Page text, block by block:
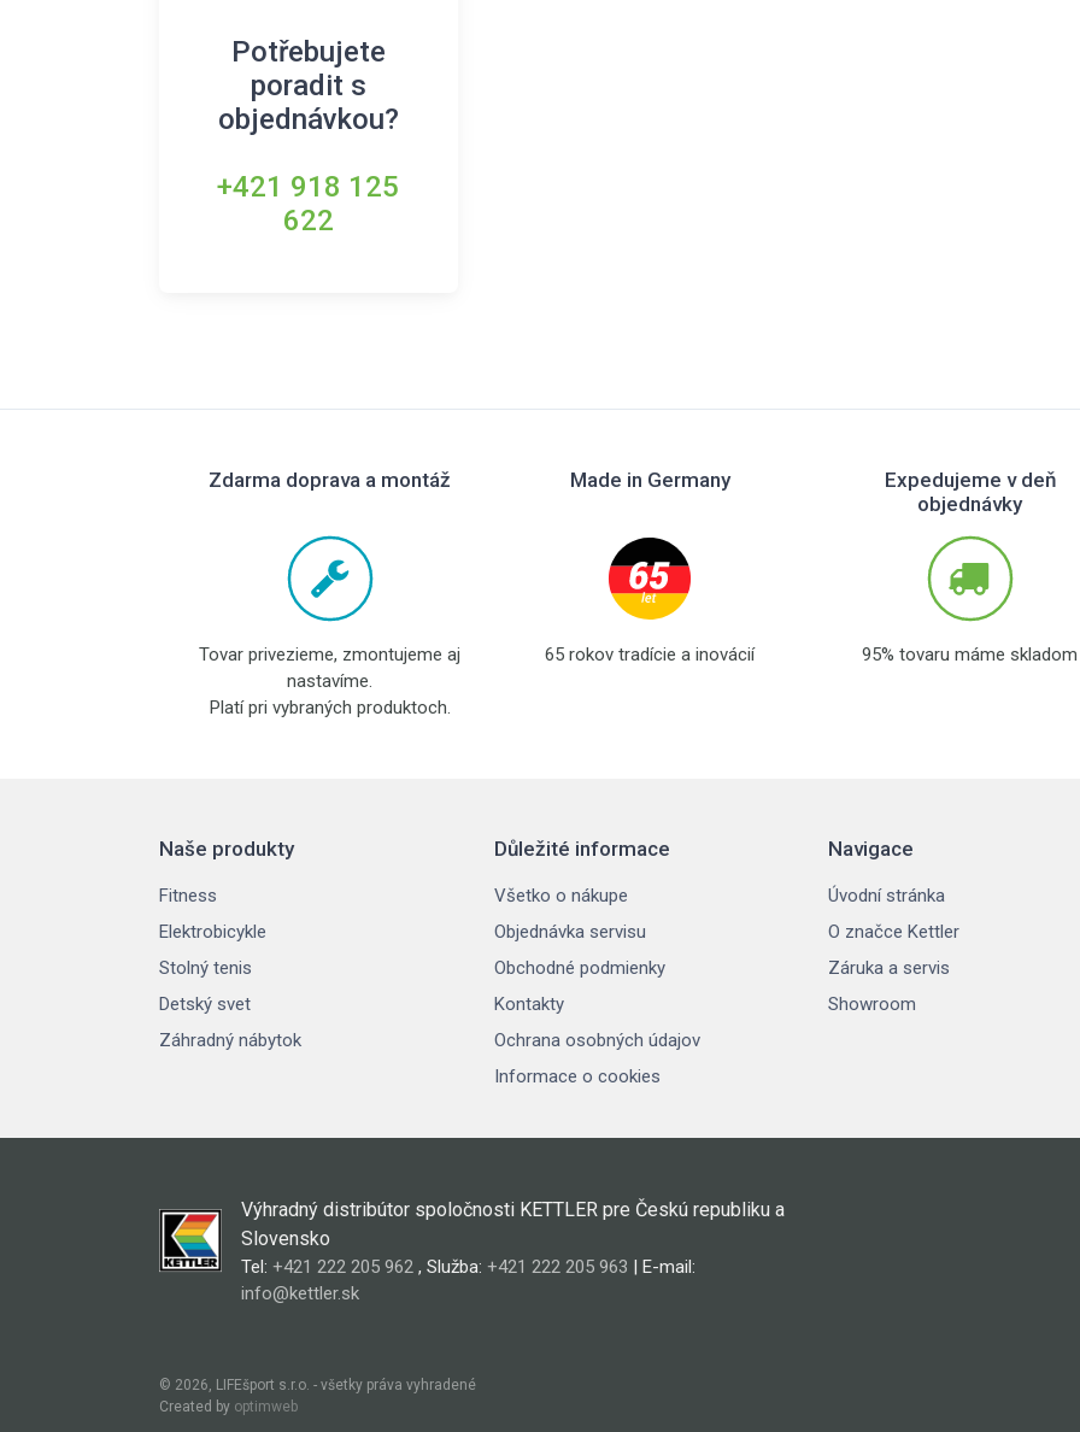
Potřebujete
poradit s
objednávkou?
+421 918 125
622
Zdarma doprava a montáž
Tovar privezieme, zmontujeme aj
nastavíme.
Platí pri vybraných produktoch.
Made in Germany
65 rokov tradície a inovácií
Expedujeme v deň
objednávky
95% tovaru máme skladom
Naše produkty
Fitness
Elektrobicykle
Stolný tenis
Detský svet
Záhradný nábytok
Důležité informace
Všetko o nákupe
Objednávka servisu
Obchodné podmienky
Kontakty
Ochrana osobných údajov
Informace o cookies
Navigace
Úvodní stránka
O značce Kettler
Záruka a servis
Showroom
Výhradný distribútor spoločnosti KETTLER pre Českú republiku a
Slovensko
Tel: +421 222 205 962, Služba: +421 222 205 963 | E-mail:
info@kettler.sk
© 2026, LIFEšport s.r.o. - všetky práva vyhradené
Created by optimweb